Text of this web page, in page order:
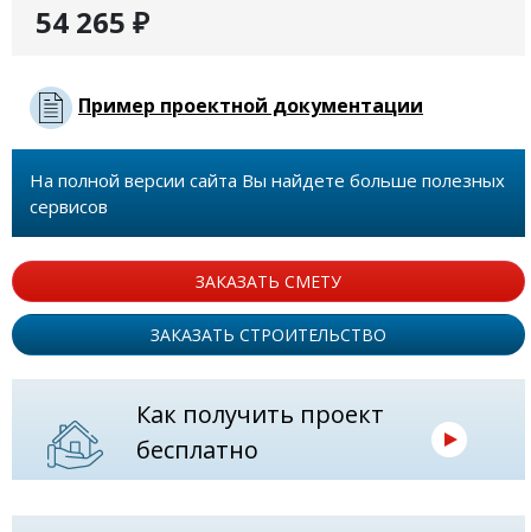
54 265 ₽
Пример проектной документации
На полной версии сайта Вы найдете больше полезных
сервисов
ЗАКАЗАТЬ СМЕТУ
ЗАКАЗАТЬ СТРОИТЕЛЬСТВО
Как получить проект
бесплатно